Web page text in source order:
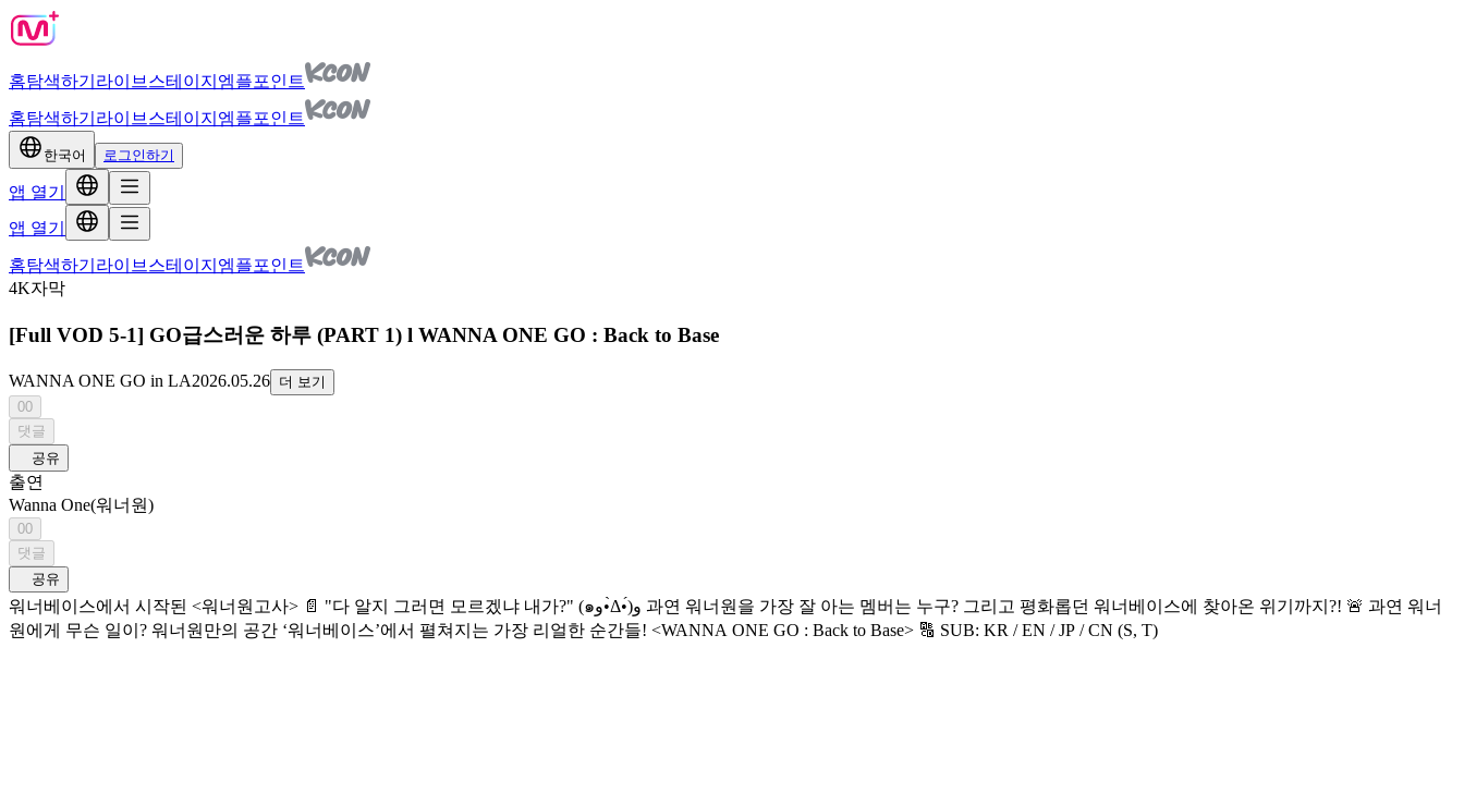
홈탐색하기 라이브 스테이지 엠플포인트
홈탐색하기 라이브 스테이지 엠플포인트
한국어 로그인하기
앱 열기
앱 열기
홈탐색하기 라이브 스테이지 엠플포인트
4K자막
[Full VOD 5-1] GO급스러운 하루 (PART 1) l WANNA ONE GO : Back to Base
WANNA ONE GO in LA2026.05.26 더 보기
00
댓글
공유
출연
Wanna One(워너원)
00
댓글
공유
워너베이스에서 시작된 <워너원고사> 📄 "다 알지 그러면 모르겠냐 내가?" (๑و•̀Δ•́)و 과연 워너원을 가장 잘 아는 멤버는 누구? 그리고 평화롭던 워너베이스에 찾아온 위기까지?! 🚨 과연 워너
원에게 무슨 일이? 워너원만의 공간 ‘워너베이스’에서 펼쳐지는 가장 리얼한 순간들! <WANNA ONE GO : Back to Base> 🔠 SUB: KR / EN / JP / CN (S, T)